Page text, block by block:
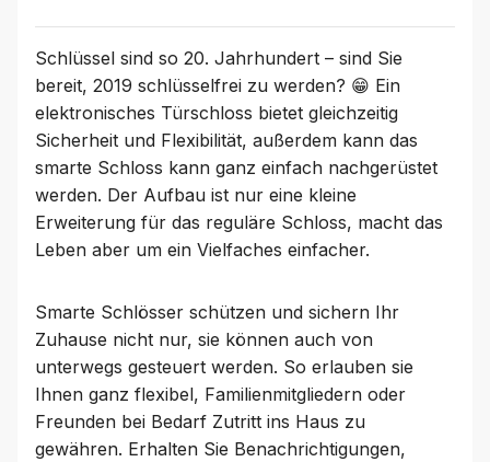
Schlüssel sind so 20. Jahrhundert – sind Sie
bereit, 2019 schlüsselfrei zu werden? 😁 Ein
elektronisches Türschloss bietet gleichzeitig
Sicherheit und Flexibilität, außerdem kann das
smarte Schloss kann ganz einfach nachgerüstet
werden. Der Aufbau ist nur eine kleine
Erweiterung für das reguläre Schloss, macht das
Leben aber um ein Vielfaches einfacher.
Smarte Schlösser schützen und sichern Ihr
Zuhause nicht nur, sie können auch von
unterwegs gesteuert werden. So erlauben sie
Ihnen ganz flexibel, Familienmitgliedern oder
Freunden bei Bedarf Zutritt ins Haus zu
gewähren. Erhalten Sie Benachrichtigungen,